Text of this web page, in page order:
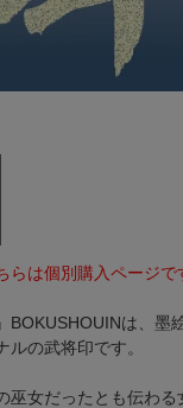
は個別購入ページで
BOKUSHOUINは、
ルの武将印です。
巫女だったとも伝わる